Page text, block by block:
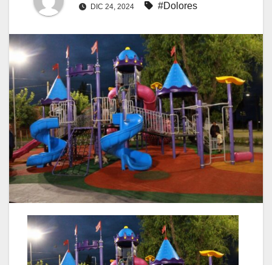
DIC 24, 2024 #Dolores